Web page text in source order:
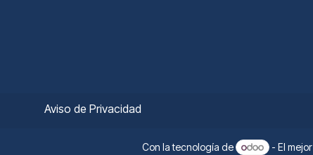
Aviso de Privacidad
Con la tecnología de - El mejor